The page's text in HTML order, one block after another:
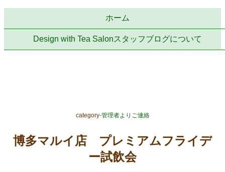
ホーム
Design with Tea Salonスタッフブログについて
category-管理者よりご連絡
博多マルイ店 プレミアムフライデ
ー試飲会